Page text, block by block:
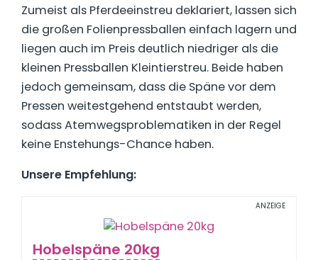
Zumeist als Pferdeeinstreu deklariert, lassen sich
die großen Folienpressballen einfach lagern und
liegen auch im Preis deutlich niedriger als die
kleinen Pressballen Kleintierstreu. Beide haben
jedoch gemeinsam, dass die Späne vor dem
Pressen weitestgehend entstaubt werden,
sodass Atemwegsproblematiken in der Regel
keine Enstehungs-Chance haben.
Unsere Empfehlung:
ANZEIGE
Hobelspäne 20kg